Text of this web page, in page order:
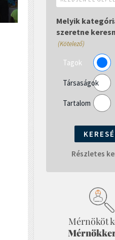
el
gépelni...
Melyik
szeretne
(Kötelező)
Tagok
Társaságok
Tartalom
Részletes
Mérnököt